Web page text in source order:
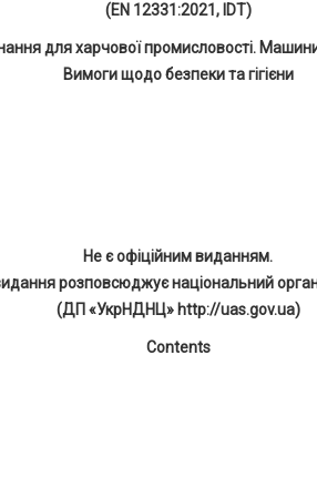
(EN 12331:2021, IDT)
для харчової промисловості.
Вимоги щодо безпеки та гігієни
Не є офіційним виданням.
розповсюджує національний орган
(ДП «УкрНДНЦ» http://uas.gov.ua)
Contents